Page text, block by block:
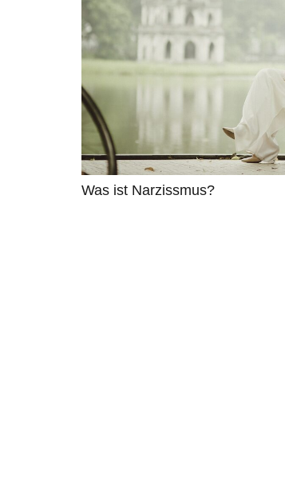
Was ist Narzissmus?